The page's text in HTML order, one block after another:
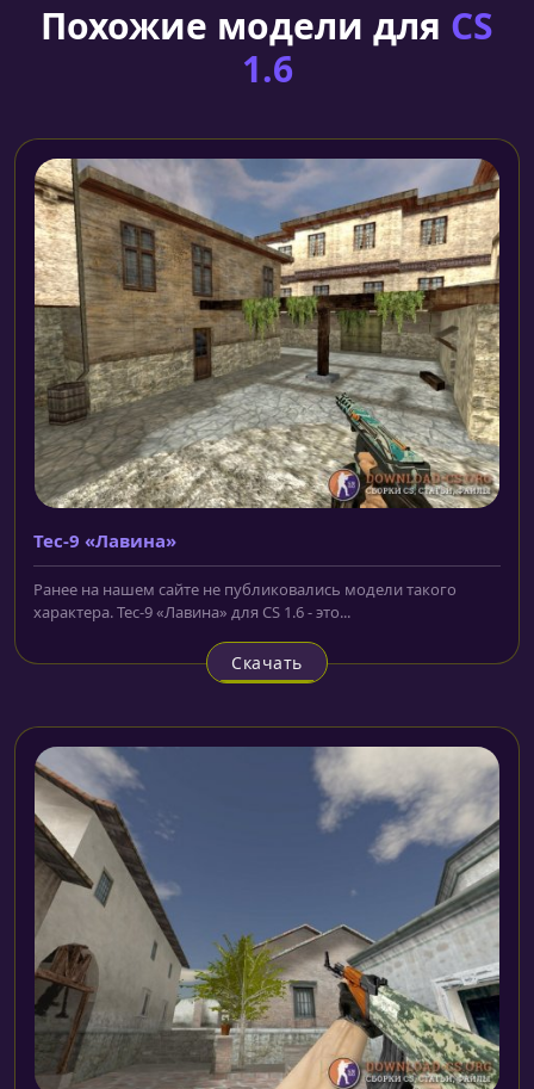
Похожие модели для CS
1.6
Tec-9 «Лавина»
Ранее на нашем сайте не публиковались модели такого
характера. Tec-9 «Лавина» для CS 1.6 - это...
Скачать